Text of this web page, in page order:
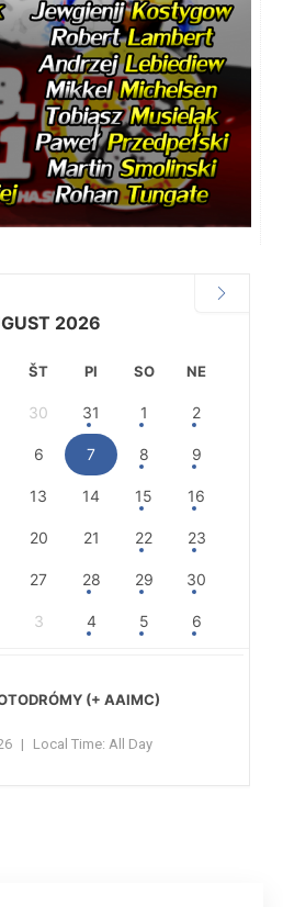
2026
ŠT PI SO NE
30 31 1 2
6 7 8 9
13 14 15 16
20 21 22 23
27 28 29 30
3 4 5 6
(+ AAIMC)
| Local Time: All Day